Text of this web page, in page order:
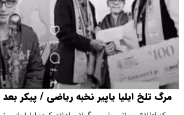
مرگ تلخ ایلیا یاپیر نخبه ریاضی / پیکر